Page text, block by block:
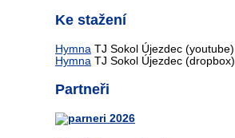
Ke stažení
Hymna TJ Sokol Újezdec (youtube)
Hymna TJ Sokol Újezdec (dropbox)
Partneři